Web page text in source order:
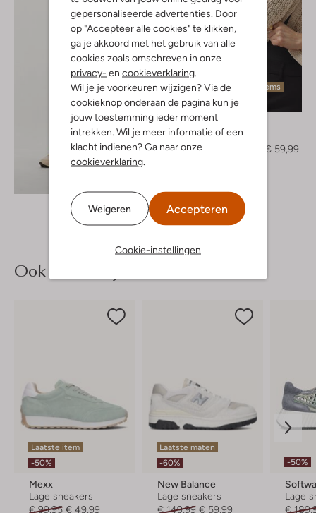
gepersonaliseerde advertenties. Door
op "Accepteer alle cookies" te klikken,
ga je akkoord met het gebruik van alle
cookies zoals omschreven in onze
privacy- en cookieverklaring.
Wil je je voorkeuren wijzigen? Via de
cookieknop onderaan de pagina kun je
jouw toestemming ieder moment
intrekken. Wil je meer informatie of een
klacht indienen? Ga naar onze
cookieverklaring.
Weigeren Accepteren
Cookie-instellingen
Laatste items
-50%
Vest
€ 59,99
Ook iets voor jou?
Laatste item
-50%
Mexx
Lage sneakers
€ 99,95 € 49,99
Laatste maten
-60%
New Balance
Lage sneakers
€ 149,99 € 59,99
-50%
Lage
€